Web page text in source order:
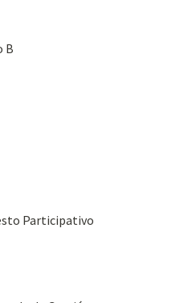
B
Participativo